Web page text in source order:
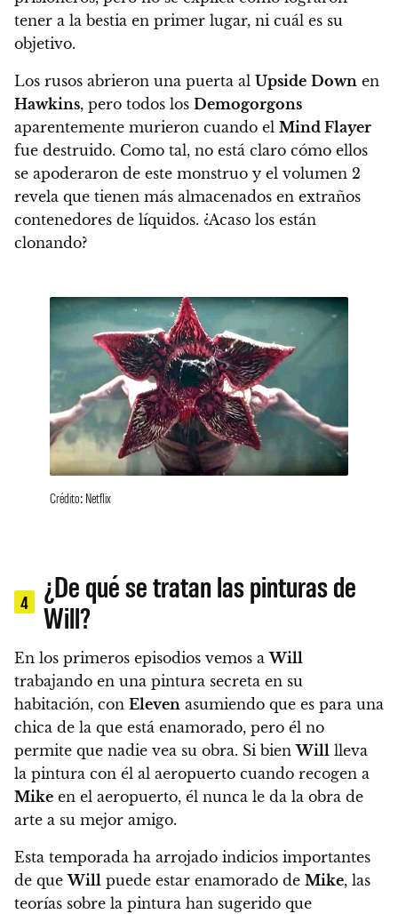
tener a la bestia en primer lugar, ni cuál es su
objetivo.
Los rusos abrieron una puerta al Upside Down en
Hawkins, pero todos los Demogorgons
aparentemente murieron cuando el Mind Flayer
fue destruido. Como tal, no está claro cómo ellos
se apoderaron de este monstruo y el volumen 2
revela que tienen más almacenados en extraños
contenedores de líquidos. ¿Acaso los están
clonando?
Crédito: Netflix
4
¿De qué se tratan las pinturas de
Will?
En los primeros episodios vemos aWill
trabajando en una pintura secreta en su
habitación, con Eleven asumiendo que es para una
chica de la que está enamorado, pero él no
permite que nadie vea su obra. Si bienWill lleva
la pintura con él al aeropuerto cuando recogen a
Mike en el aeropuerto, él nunca le da la obra de
arte a su mejor amigo.
Esta temporada ha arrojado indicios importantes
de queWill puede estar enamorado de Mike, las
teorías sobre la pintura han sugerido que